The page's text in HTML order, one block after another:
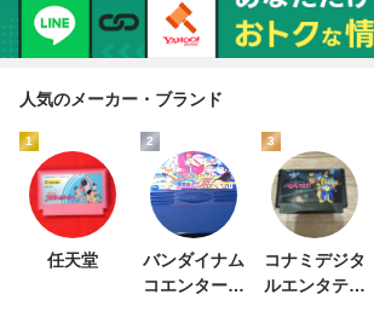
人気のメーカー・ブランド
1
任天堂
2
バンダイナム
コエンターテ
3
コナミデジタ
ルエンタテイ